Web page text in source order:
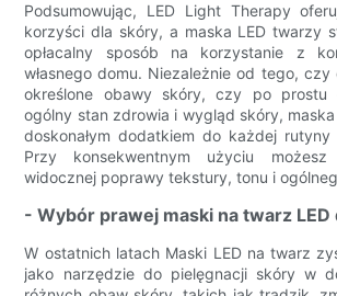
Podsumowując, LED Light Therapy
korzyści dla skóry, a maska ​​LED twarzy
opłacalny sposób na korzystanie z
własnego domu. Niezależnie od tego,
określone obawy skóry, czy po prostu
ogólny stan zdrowia i wygląd skóry,
doskonałym dodatkiem do każdej rutyny
Przy konsekwentnym użyciu
widocznej poprawy tekstury, tonu i
- Wybór prawej maski na twarz
W ostatnich latach Maski LED na twarz
jako narzędzie do pielęgnacji skóry w